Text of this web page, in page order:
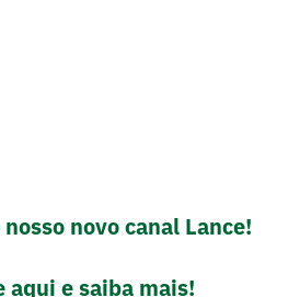
novo canal Lance!
aqui e saiba mais!